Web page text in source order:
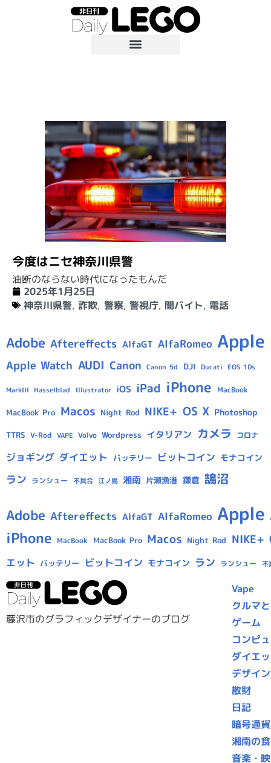
今度はニセ神奈川県警
油断のならない時代になったもんだ
2025年1月25日
神奈川県警,詐欺, 警察, 警視庁, 闇バイト, 電話
Adobe Aftereffects AlfaGT AlfaRomeo Apple
Apple Watch AUDI Canon Canon 5d DJI Ducati EOS 1Ds
MarkIII Hasselblad Illustrator iOS iPad iPhone MacBook
MacBook Pro Macos Night Rod NIKE+ OS X Photoshop
TTRS V-Rod VAPE Volvo Wordpress イタリアン カメラ コロナ
ジョギング ダイエット バッテリー ビットコイン モナコイン
ラン ランシュー 不具合 江ノ島 湘南 片瀬漁港 鎌倉 鵠沼
Adobe Aftereffects AlfaGT AlfaRomeo Apple
iPhone MacBook MacBook Pro Macos Night Rod NIKE+
エット バッテリー ビットコイン モナコイン ラン ランシュー 不
藤沢市のグラフィックデザイナーのブログ
Vape
クルマ
ゲーム
コンピ
ダイエ
デザイ
散財
日記
暗号通
湘南の
音楽・